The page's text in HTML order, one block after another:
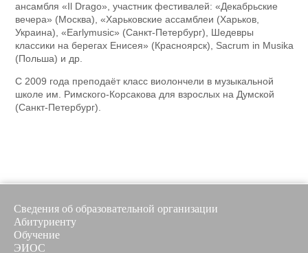
ансамбля «Il Drago», участник фестивалей: «Декабрьские
вечера» (Москва), «Харьковские ассамблеи (Харьков,
Украина), «Earlymusic» (Санкт-Петербург), Шедевры
классики на берегах Енисея» (Красноярск), Sacrum in Musika
(Польша) и др.
С 2009 года преподаёт класс виолончели в музыкальной
школе им. Римского-Корсакова для взрослых на Думской
(Санкт-Петербург).
Сведения об образовательной организации
Абитуриенту
Обучение
ЭИОС